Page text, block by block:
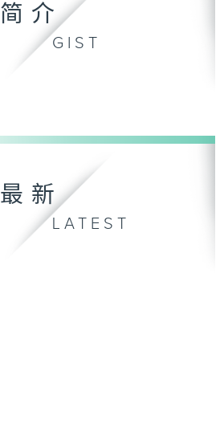
简介
GIST
最新
LATEST